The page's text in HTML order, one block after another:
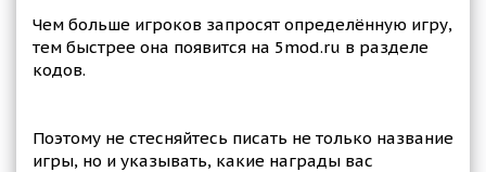
Чем больше игроков запросят определённую игру,
тем быстрее она появится на 5mod.ru в разделе
кодов.
Поэтому не стесняйтесь писать не только название
игры, но и указывать, какие награды вас